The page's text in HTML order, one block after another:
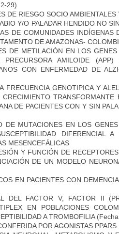
29)
DE RIESGO SOCIO AMBIENTALES
Y/O PALADAR HENDIDO NO
DE COMUNIDADES INDÍGENAS
DE AMAZONAS-
DE METILACIÓN EN LOS
PRECURSORA AMILOIDE
CON ENFERMEDAD DE
FRECUENCIA GENOTIPICA Y
DE PACIENTES CON Y SIN
DE MUTACIONES EN LOS
DIFERENCIAL
MESENCEFÁLICAS
Y FUNCIÓN DE
DE UN MODELO
EN PACIENTES CON
DEL FACTOR V, FACTOR II
EN POBLACIONES
A TROMBOFILIA(Fecha
POR AGONISTAS